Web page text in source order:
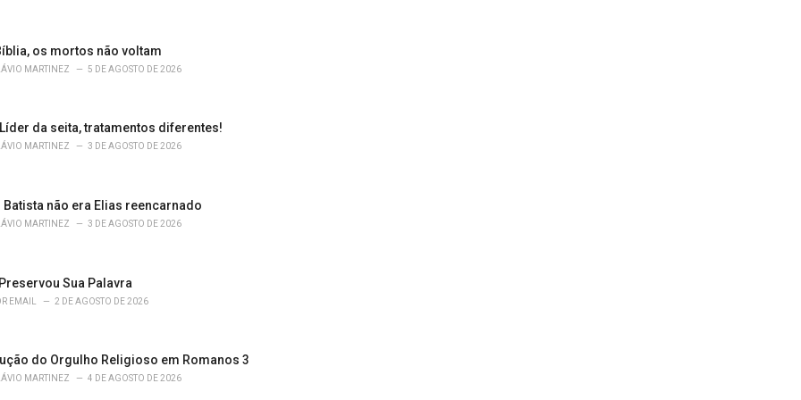
os mortos não voltam
MARTINEZ 5 DE AGOSTO DE 2026
da seita, tratamentos diferentes!
MARTINEZ 3 DE AGOSTO DE 2026
Batista não era Elias reencarnado
MARTINEZ 3 DE AGOSTO DE 2026
Sua Palavra
EMAIL 2 DE AGOSTO DE 2026
do Orgulho Religioso em Romanos 3
MARTINEZ 4 DE AGOSTO DE 2026